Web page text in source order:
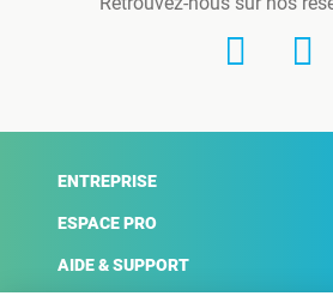
ENTREPRISE
ESPACE PRO
AIDE & SUPPORT